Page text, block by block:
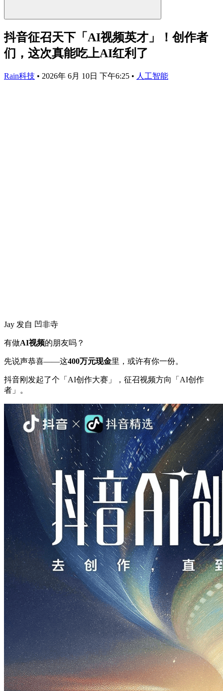
抖音征召天下「AI视频英才」！创作者
们，这次真能吃上AI红利了
Rain科技 • 2026年 6月 10日 下午6:25 • 人工智能
Jay 发自 凹非寺
有做AI视频的朋友吗？
先说声恭喜——这400万元现金里，或许有你一份。
抖音刚发起了个「AI创作大赛」，征召视频方向「AI创作
者」。